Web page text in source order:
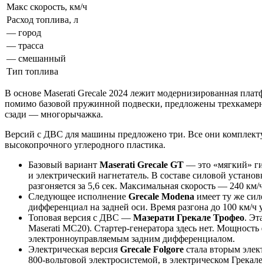
Макс скорость, км/ч
Расход топлива, л
— город
— трасса
— смешанный
Тип топлива
В основе Maserati Grecale 2024 лежит модернизированная
помимо базовой пружинной подвески, предложены
сзади — многорычажка.
Версий с ДВС для машины предложено три. Все они
высокопрочного углеродного пластика.
Базовый вариант Maserati Grecale GT — это «мягкий»
и электрический нагнетатель. В составе силовой
разгоняется за 5,6 сек. Максимальная скорость — 240 км/
Следующее исполнение Grecale Modena имеет ту же
дифференциал на задней оси. Время разгона до 100
Топовая версия с ДВС — Мазерати Грекале Трофео.
Maserati MC20). Стартер-генератора здесь нет.
электронноуправляемым задним дифференциалом.
Электрическая версия Grecale Folgore стала вторым
800-вольтовой электросистемой, в электрическом